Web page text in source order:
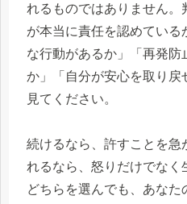
れるものではありません
が本当に責任を認めている
な行動があるか」「再発防
か」「自分が安心を取り戻
見てください。
続けるなら、許すことを急
れるなら、怒りだけでなく
どちらを選んでも、あな